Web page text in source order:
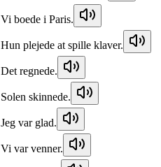
Vi boede i Paris.
Hun plejede at spille klaver.
Det regnede.
Solen skinnede.
Jeg var glad.
Vi var venner.